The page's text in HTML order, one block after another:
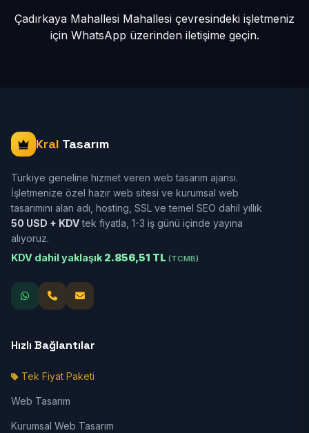
Çadırkaya Mahallesi Mahallesi çevresindeki işletmeniz
için WhatsApp üzerinden iletişime geçin.
Kral Tasarım
Türkiye geneline hizmet veren web tasarım ajansı.
İşletmenize özel hazır web sitesi ve kurumsal web
tasarımını alan adı, hosting, SSL ve temel SEO dahil yıllık
50 USD + KDVtek fiyatla, 1-3 iş günü içinde yayına
alıyoruz.
KDV dahil yaklaşık 2.856,51 TL (TCMB)
Hızlı Bağlantılar
Tek Fiyat Paketi
Web Tasarım
Kurumsal Web Tasarım